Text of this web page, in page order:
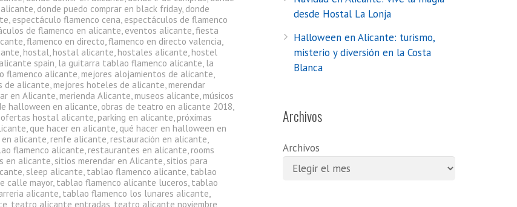
, donde puedo comprar en black friday, donde
, espectáculo flamenco cena, espectáculos de flamenco
de flamenco en alicante, eventos alicante,fiesta
,flamenco en directo,flamenco en directo valencia,
, hostal, hostal alicante, hostales alicante, hostel
spain, la guitarra tablao flamenco alicante, la
flamenco alicante, mejores alojamientos de alicante,
de alicante, mejores hoteles de alicante, merendar
en Alicante, merienda Alicante, museos alicante, músicos
halloween en alicante, obras de teatro en alicante 2018,
ofertas hostal alicante, parking en alicante, próximas
, que hacer en alicante, qué hacer en halloween en
en alicante, renfe alicante, restauración en alicante,
flamenco alicante, restaurantes en alicante, rooms
en alicante, sitios merendar en Alicante, sitios para
, sleep alicante, tablao flamenco alicante, tablao
calle mayor, tablao flamenco alicante luceros, tablao
alicante, tablao flamenco los lunares alicante,
, teatro alicante entradas, teatro alicante noviembre
desde Hostal La Lonja
Halloween en Alicante: turismo,
misterio y diversión en la Costa
Blanca
Archivos
Archivos